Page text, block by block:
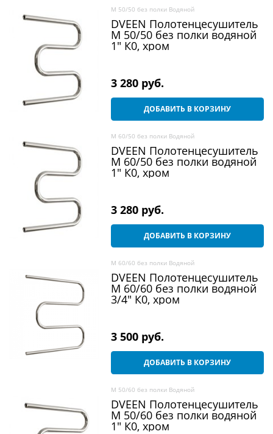
M 50/50 без полки Водяной
DVEEN Полотенцесушитель
M 50/50 без полки водяной
1" К0, хром
3 280 руб.
ДОБАВИТЬ В КОРЗИНУ
M 60/50 без полки Водяной
DVEEN Полотенцесушитель
M 60/50 без полки водяной
1" К0, хром
3 280 руб.
ДОБАВИТЬ В КОРЗИНУ
M 60/60 без полки Водяной
DVEEN Полотенцесушитель
M 60/60 без полки водяной
3/4" К0, хром
3 500 руб.
ДОБАВИТЬ В КОРЗИНУ
M 50/60 без полки Водяной
DVEEN Полотенцесушитель
M 50/60 без полки водяной
1" К0, хром